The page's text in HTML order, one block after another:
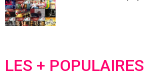
LES + POPULAIRES